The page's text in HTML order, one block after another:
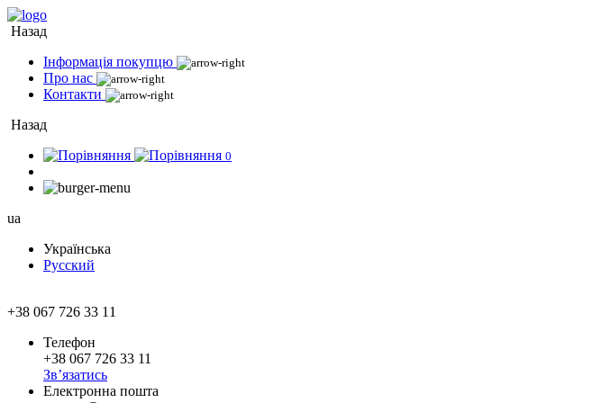
Назад
Інформація покупцю
Про нас
Контакти
Назад
0
ua
Українська
Русский
+38 067 726 33 11
Телефон
+38 067 726 33 11
Зв’язатись
Електронна пошта